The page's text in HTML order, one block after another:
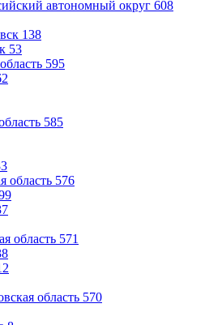
автономный округ 608
138
53
595
585
область 576
область 571
область 570